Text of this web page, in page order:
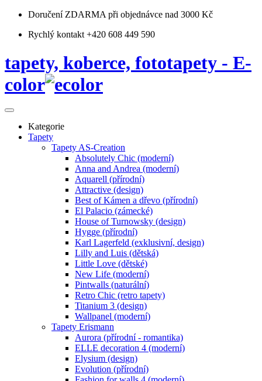
Doručení ZDARMA při objednávce nad 3000 Kč
Rychlý kontakt +420 608 449 590
tapety, koberce, fototapety - E-
color
Kategorie
Tapety
Tapety AS-Creation
Absolutely Chic (moderní)
Anna and Andrea (moderní)
Aquarell (přírodní)
Attractive (design)
Best of Kámen a dřevo (přírodní)
El Palacio (zámecké)
House of Turnowsky (design)
Hygge (přírodní)
Karl Lagerfeld (exklusivní, design)
Lilly and Luis (dětská)
Little Love (dětské)
New Life (moderní)
Pintwalls (naturální)
Retro Chic (retro tapety)
Titanium 3 (design)
Wallpanel (moderní)
Tapety Erismann
Aurora (přírodní - romantika)
ELLE decoration 4 (moderní)
Elysium (design)
Evolution (přírodní)